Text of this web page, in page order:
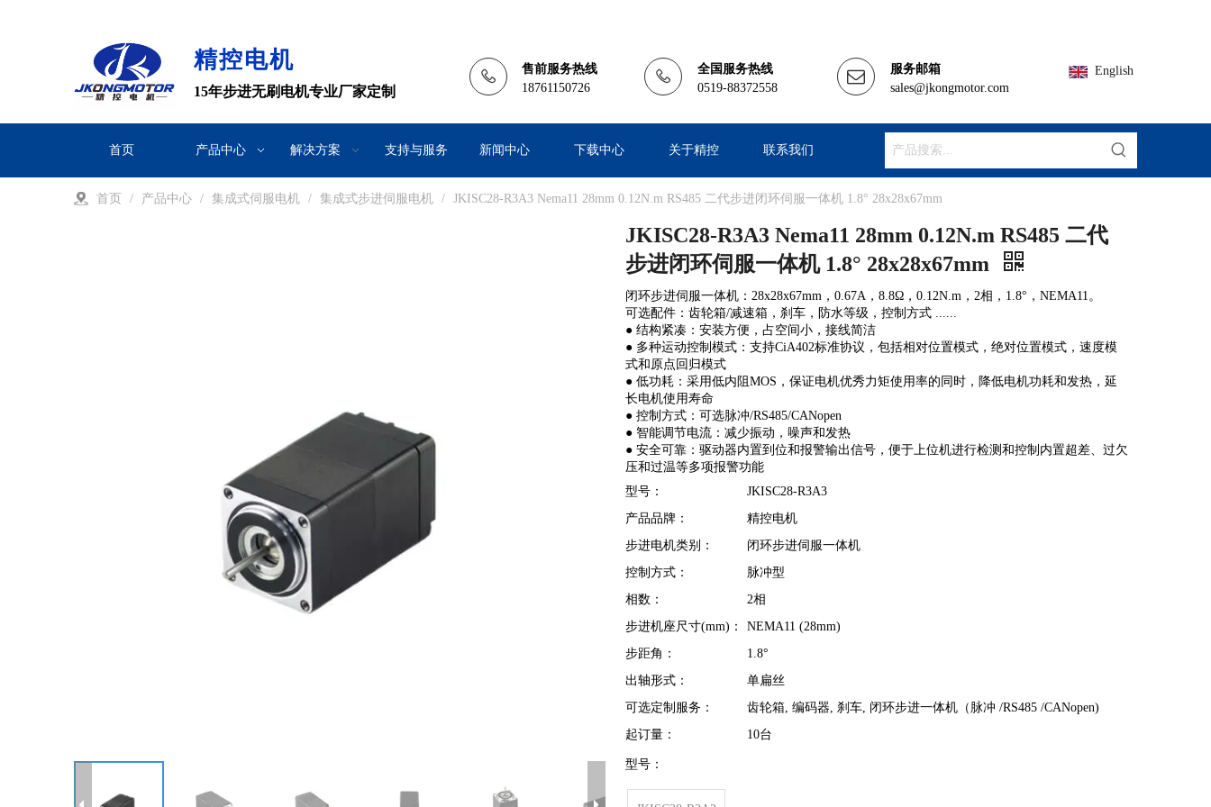
精控电机
15年步进无刷电机专业厂家定制
售前服务热线
18761150726
全国服务热线
0519-88372558
服务邮箱
sales@jkongmotor.com
English
首页 产品中心 解决方案 支持与服务 新闻中心 下载中心 关于精控 联系我们
首页 / 产品中心 / 集成式伺服电机 / 集成式步进伺服电机 / JKISC28-R3A3 Nema11 28mm 0.12N.m RS485 二代步进闭环伺服一体机 1.8° 28x28x67mm
JKISC28-R3A3 Nema11 28mm 0.12N.m RS485 二代
步进闭环伺服一体机 1.8° 28x28x67mm
闭环步进伺服一体机：28x28x67mm，0.67A，8.8Ω，0.12N.m，2相，1.8°，NEMA11。
可选配件：齿轮箱/减速箱，刹车，防水等级，控制方式 ......
● 结构紧凑：安装方便，占空间小，接线简洁
● 多种运动控制模式：支持CiA402标准协议，包括相对位置模式，绝对位置模式，速度模
式和原点回归模式
● 低功耗：采用低内阻MOS，保证电机优秀力矩使用率的同时，降低电机功耗和发热，延
长电机使用寿命
● 控制方式：可选脉冲/RS485/CANopen
● 智能调节电流：减少振动，噪声和发热
● 安全可靠：驱动器内置到位和报警输出信号，便于上位机进行检测和控制内置超差、过欠
压和过温等多项报警功能
型号：
JKISC28-R3A3
产品品牌：
精控电机
步进电机类别：
闭环步进伺服一体机
控制方式：
脉冲型
相数：
2相
步进机座尺寸(mm)：
NEMA11 (28mm)
步距角：
1.8°
出轴形式：
单扁丝
可选定制服务：
齿轮箱, 编码器, 刹车, 闭环步进一体机（脉冲 /RS485 /CANopen)
起订量：
10台
型号：